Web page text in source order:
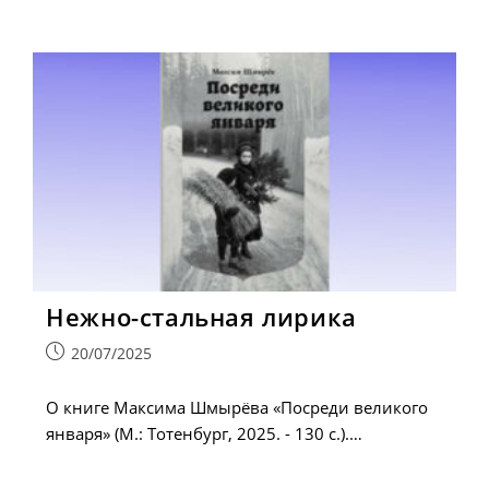
Нежно-стальная лирика
Запись20/07/2025
О книге Максима Шмырёва «Посреди великого
января» (М.: Тотенбург, 2025. - 130 с.).…